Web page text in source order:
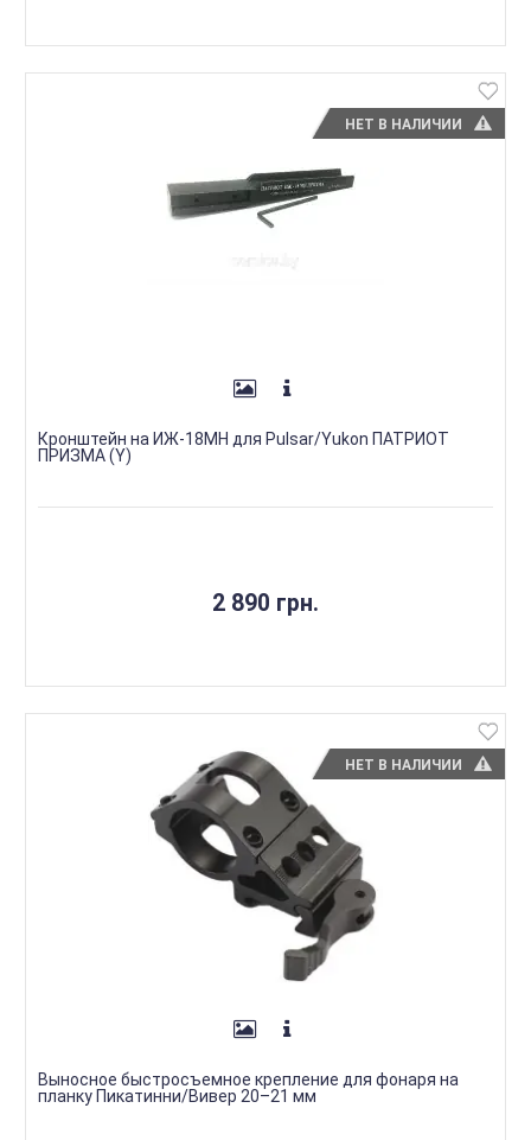
НЕТ В НАЛИЧИИ
Кронштейн на ИЖ-18МН для Pulsar/Yukon ПАТРИОТ
ПРИЗМА (Y)
2 890 грн.
НЕТ В НАЛИЧИИ
Выносное быстросъемное крепление для фонаря на
планку Пикатинни/Вивер 20–21 мм